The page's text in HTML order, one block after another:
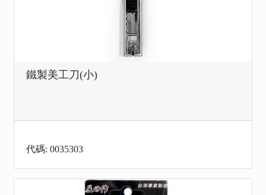
鐵製美工刀(小)
代碼: 0035303